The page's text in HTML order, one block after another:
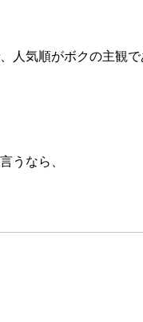
人気順がボクの主観
うなら、